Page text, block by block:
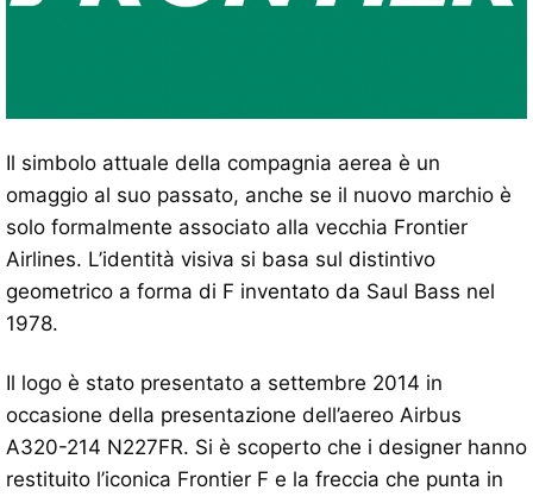
Il simbolo attuale della compagnia aerea è un
omaggio al suo passato, anche se il nuovo marchio è
solo formalmente associato alla vecchia Frontier
Airlines. L’identità visiva si basa sul distintivo
geometrico a forma di F inventato da Saul Bass nel
1978.
Il logo è stato presentato a settembre 2014 in
occasione della presentazione dell’aereo Airbus
A320-214 N227FR. Si è scoperto che i designer hanno
restituito l’iconica Frontier F e la freccia che punta in